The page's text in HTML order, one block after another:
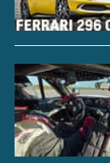
Die
unterstreichen
Heck sowie
Motorsport-
H&R-